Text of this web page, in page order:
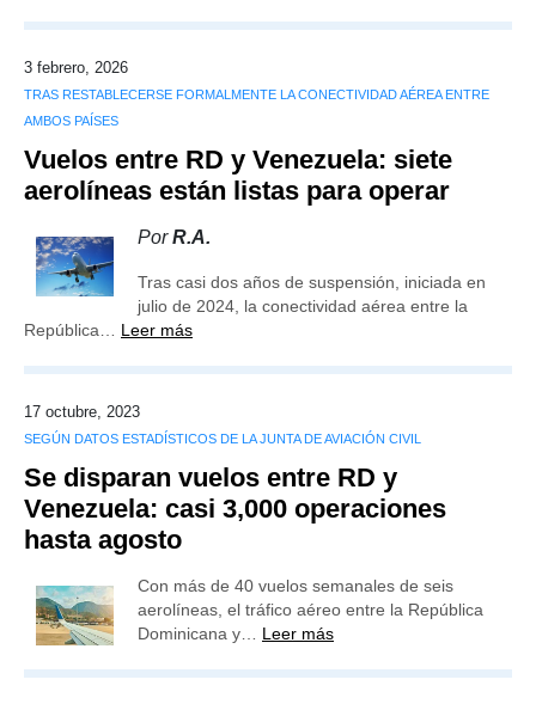
3 febrero, 2026
TRAS RESTABLECERSE FORMALMENTE LA CONECTIVIDAD AÉREA ENTRE
AMBOS PAÍSES
Vuelos entre RD y Venezuela: siete
aerolíneas están listas para operar
PorR.A.
Tras casi dos años de suspensión, iniciada en
julio de 2024, la conectividad aérea entre la
República… Leer más
17 octubre, 2023
SEGÚN DATOS ESTADÍSTICOS DE LA JUNTA DE AVIACIÓN CIVIL
Se disparan vuelos entre RD y
Venezuela: casi 3,000 operaciones
hasta agosto
Con más de 40 vuelos semanales de seis
aerolíneas, el tráfico aéreo entre la República
Dominicana y… Leer más